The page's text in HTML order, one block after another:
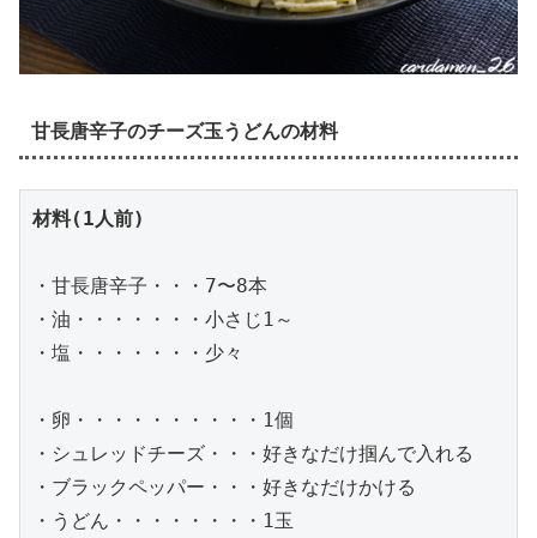
甘長唐辛子のチーズ玉うどんの材料
材料(1人前)
・甘長唐辛子・・・7〜8本
・油・・・・・・・小さじ1～
・塩・・・・・・・少々
・卵・・・・・・・・・・1個
・シュレッドチーズ・・・好きなだけ掴んで入れる
・ブラックペッパー・・・好きなだけかける
・うどん・・・・・・・・1玉